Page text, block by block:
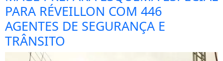
PARA RÉVEILLON COM 446
AGENTES DE SEGURANÇA E
TRÂNSITO